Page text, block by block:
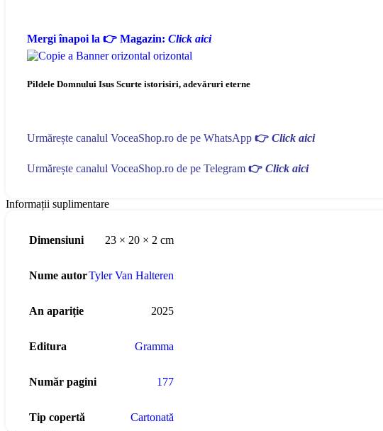
Mergi înapoi la 👉 Magazin: Click aici
Pildele Domnului Isus Scurte istorisiri, adevăruri eterne
Urmărește canalul VoceaShop.ro de pe WhatsApp 👉 Click aici
Urmărește canalul VoceaShop.ro de pe Telegram 👉 Click aici
Informații suplimentare
Dimensiuni 23 × 20 × 2 cm
Nume autorTyler Van Halteren
An apariție 2025
Editura Gramma
Număr pagini 177
Tip copertă
Cartonată